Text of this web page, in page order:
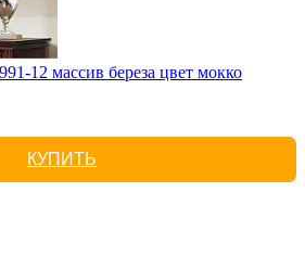
12 массив береза цвет мокко
КУПИТЬ